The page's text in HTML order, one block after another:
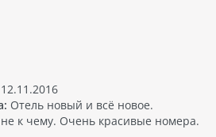
12.11.2016
Отель новый и всё новое.
к чему. Очень красивые номера.